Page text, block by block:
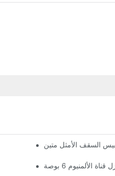
السقف الأمثل متين
الألمنيوم 6 بوصة